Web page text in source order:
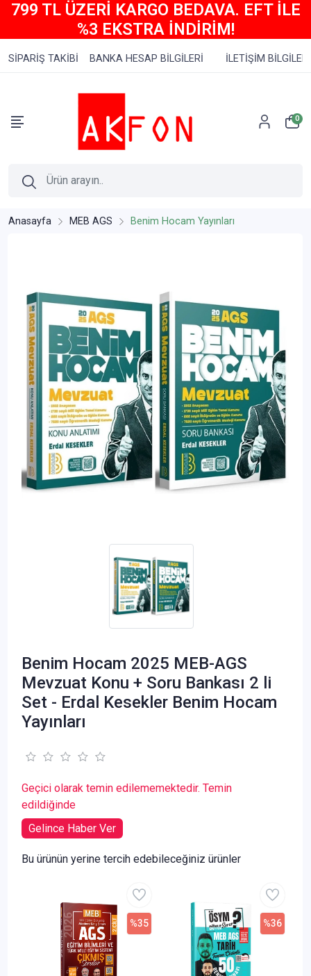
799 TL ÜZERİ KARGO BEDAVA. EFT İLE
%3 EKSTRA İNDİRİM!
SİPARİŞ TAKİBİ BANKA HESAP BİLGİLERİ İLETİŞİM BİLGİLERİ
0
Anasayfa MEB AGS Benim Hocam Yayınları
Benim Hocam 2025 MEB-AGS
Mevzuat Konu + Soru Bankası 2 li
Set - Erdal Kesekler Benim Hocam
Yayınları
Geçici olarak temin edilememektedir. Temin
edildiğinde
Gelince Haber Ver
Bu ürünün yerine tercih edebileceğiniz ürünler
%35 %36